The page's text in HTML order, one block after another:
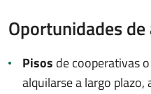
Oportunidades
Pisos de cooperativas
alquilarse a largo